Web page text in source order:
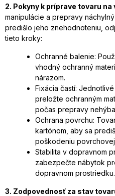
2. Pokyny k príprave tovaru na
manipulácie a prepravy
predišlo jeho znehodnoteniu,
tieto kroky:
Ochranné balenie:
vhodný ochranný
nárazom.
Fixácia častí:
preložte ochranným
počas prepravy
Ochrana povrchu:
kartónom, aby sa
poškodeniu
Stabilita v dopravnom
zabezpečte nábytok
dopravnom prostriedku.
3. Zodpovednosť za stav